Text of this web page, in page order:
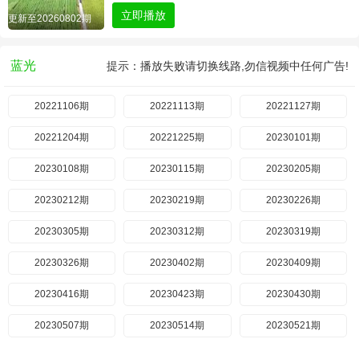
更新至20260802期
立即播放
蓝光 提示：播放失败请切换线路,勿信视频中任何广告!
20221106期 20221113期 20221127期
20221204期 20221225期 20230101期
20230108期 20230115期 20230205期
20230212期 20230219期 20230226期
20230305期 20230312期 20230319期
20230326期 20230402期 20230409期
20230416期 20230423期 20230430期
20230507期 20230514期 20230521期